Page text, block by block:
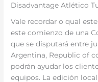
Disadvantage Atlético
Vale recordar o qual
este comienzo de una
que se disputará entre
Argentina, Republic of
podrán ayudar los
equipos. La edición